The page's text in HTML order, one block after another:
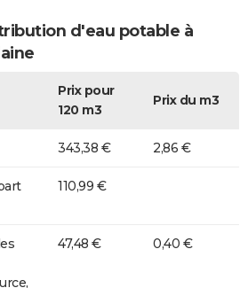
d'eau potable à
Prix pour
120 m3
Prix du m3
343,38 € 2,86 €
110,99 €
47,48 € 0,40 €